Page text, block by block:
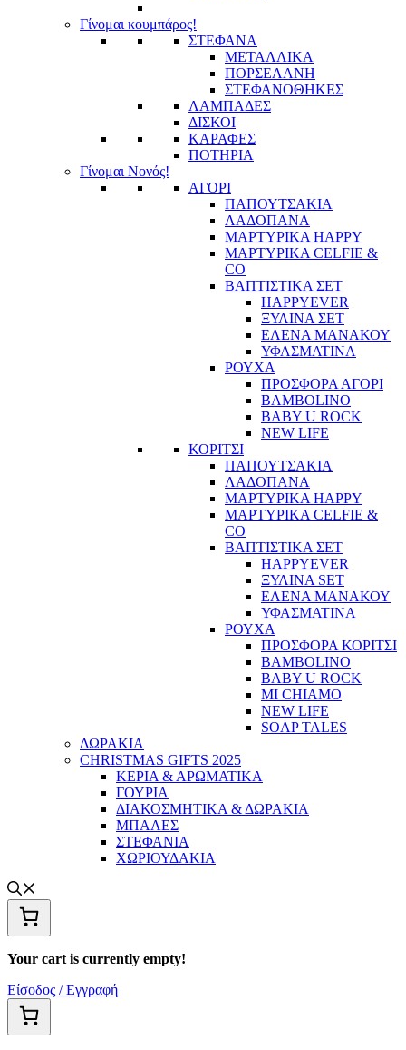
Γίνομαι κουμπάρος!
ΣΤΕΦΑΝΑ
ΜΕΤΑΛΛΙΚΑ
ΠΟΡΣΕΛΑΝΗ
ΣΤΕΦΑΝΟΘΗΚΕΣ
ΛΑΜΠΑΔΕΣ
ΔΙΣΚΟΙ
ΚΑΡΑΦΕΣ
ΠΟΤΗΡΙΑ
Γίνομαι Νονός!
ΑΓΟΡΙ
ΠΑΠΟΥΤΣΑΚΙΑ
ΛΑΔΟΠΑΝΑ
ΜΑΡΤΥΡΙΚΑ HAPPY
ΜΑΡΤΥΡΙΚΑ CELFIE &
CO
ΒΑΠΤΙΣΤΙΚΑ ΣΕΤ
HAPPYEVER
ΞΥΛΙΝΑ ΣΕΤ
ΕΛΕΝΑ ΜΑΝΑΚΟΥ
ΥΦΑΣΜΑΤΙΝΑ
ΡΟΥΧΑ
ΠΡΟΣΦΟΡΑ ΑΓΟΡΙ
BAMBOLINO
BABY U ROCK
NEW LIFE
ΚΟΡΙΤΣΙ
ΠΑΠΟΥΤΣΑΚΙΑ
ΛΑΔΟΠΑΝΑ
ΜΑΡΤΥΡΙΚΑ HAPPY
ΜΑΡΤΥΡΙΚΑ CELFIE &
CO
ΒΑΠΤΙΣΤΙΚΑ ΣΕΤ
HAPPYEVER
ΞΥΛΙΝΑ SET
ΕΛΕΝΑ ΜΑΝΑΚΟΥ
ΥΦΑΣΜΑΤΙΝΑ
ΡΟΥΧΑ
ΠΡΟΣΦΟΡΑ ΚΟΡΙΤΣΙ
BAMBOLINO
BABY U ROCK
MI CHIAMO
NEW LIFE
SOAP TALES
ΔΩΡΑΚΙΑ
CHRISTMAS GIFTS 2025
ΚΕΡΙΑ & ΑΡΩΜΑΤΙΚΑ
ΓΟΥΡΙΑ
ΔΙΑΚΟΣΜΗΤΙΚΑ & ΔΩΡΑΚΙΑ
ΜΠΑΛΕΣ
ΣΤΕΦΑΝΙΑ
ΧΩΡΙΟΥΔΑΚΙΑ
Your cart is currently empty!
Είσοδος / Εγγραφή